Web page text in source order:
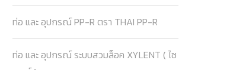
ท่อ และ อุปกรณ์ PP-R ตรา THAI PP-R
ท่อ และ อุปกรณ์ ระบบสวมล็อค XYLENT ( ไซ